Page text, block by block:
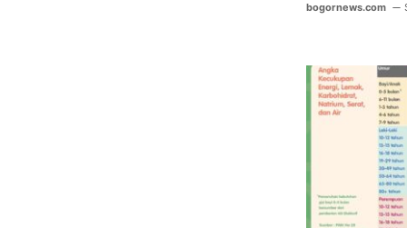
bogornews.com